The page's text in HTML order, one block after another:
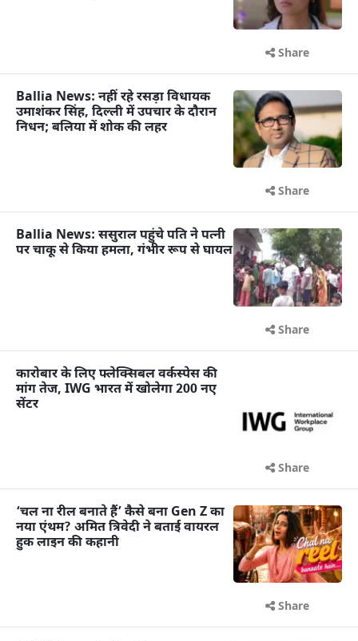
Share
Ballia News: नहीं रहे रसड़ा विधायक
उमाशंकर सिंह, दिल्ली में उपचार के दौरान
निधन; बलिया में शोक की लहर
Share
Ballia News: ससुराल पहुंचे पति ने पत्नी
पर चाकू से किया हमला, गंभीर रूप से घायल
Share
कारोबार के लिए फ्लेक्सिबल वर्कस्पेस की
मांग तेज, IWG भारत में खोलेगा 200 नए
सेंटर
Share
‘चल ना रील बनाते हैं’ कैसे बना Gen Z का
नया एंथम? अमित त्रिवेदी ने बताई वायरल
हुक लाइन की कहानी
Share